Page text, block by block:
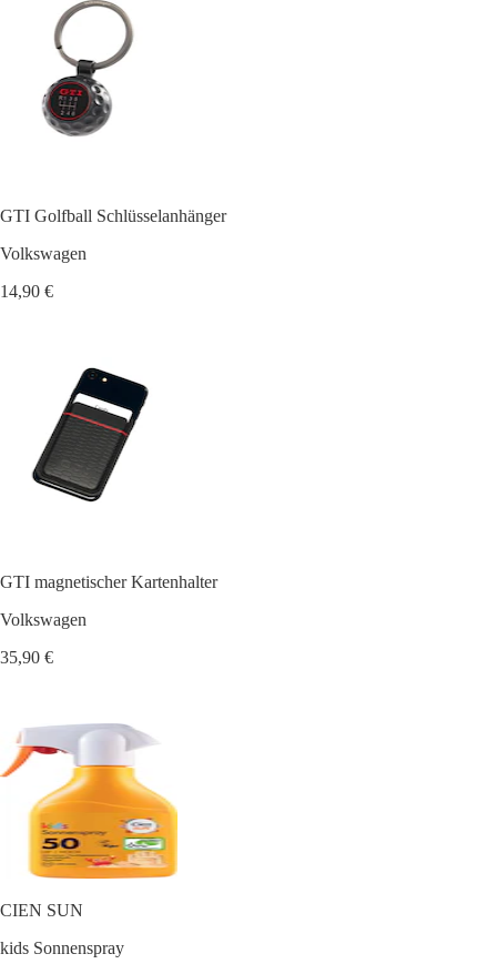
GTI Golfball Schlüsselanhänger
Volkswagen
14,90 €
GTI magnetischer Kartenhalter
Volkswagen
35,90 €
CIEN SUN
kids Sonnenspray